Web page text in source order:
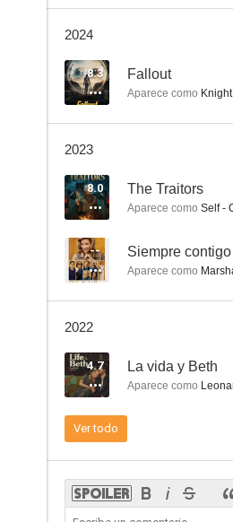
8.0
2024
8.3 Fallout
Aparece como
2023
8.0 The Traitors
Aparece como Self -
-- Siempre contigo
Aparece como
2022
4.7 La vida y Beth
Aparece como
Ver todo